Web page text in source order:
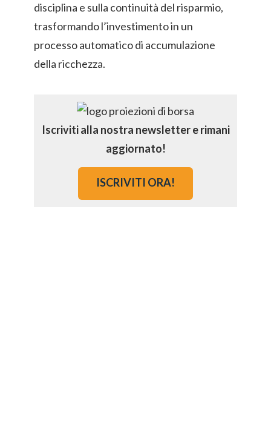
disciplina e sulla continuità del risparmio,
trasformando l’investimento in un
processo automatico di accumulazione
della ricchezza.
Iscriviti alla nostra newsletter e rimani
aggiornato!
ISCRIVITI ORA!